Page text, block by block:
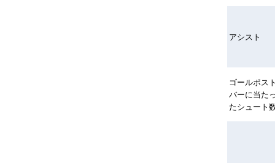
アシスト
ゴールポス
バーに当た
たシュート